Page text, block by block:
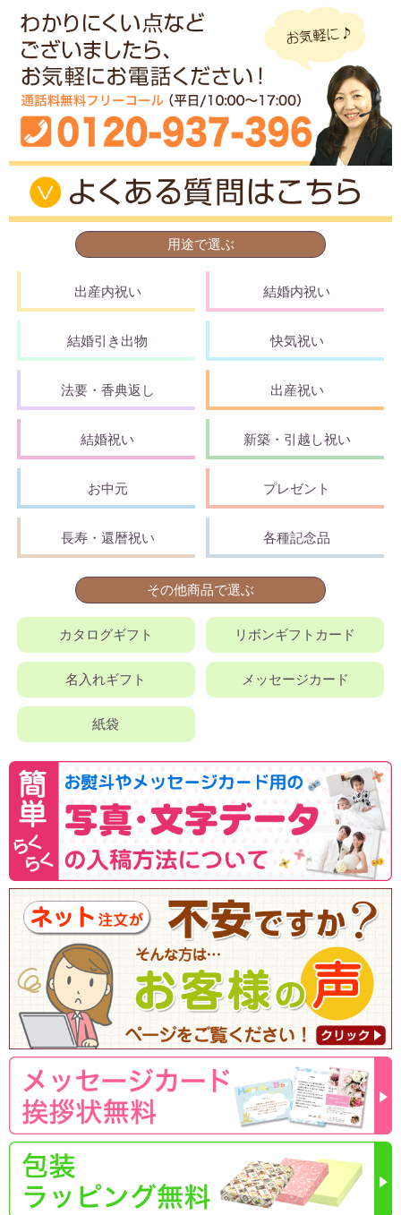
用途で選ぶ
出産内祝い 結婚内祝い
結婚引き出物 快気祝い
法要・香典返し 出産祝い
結婚祝い 新築・引越し祝い
お中元 プレゼント
長寿・還暦祝い 各種記念品
その他商品で選ぶ
カタログギフト リボンギフトカード
名入れギフト メッセージカード
紙袋